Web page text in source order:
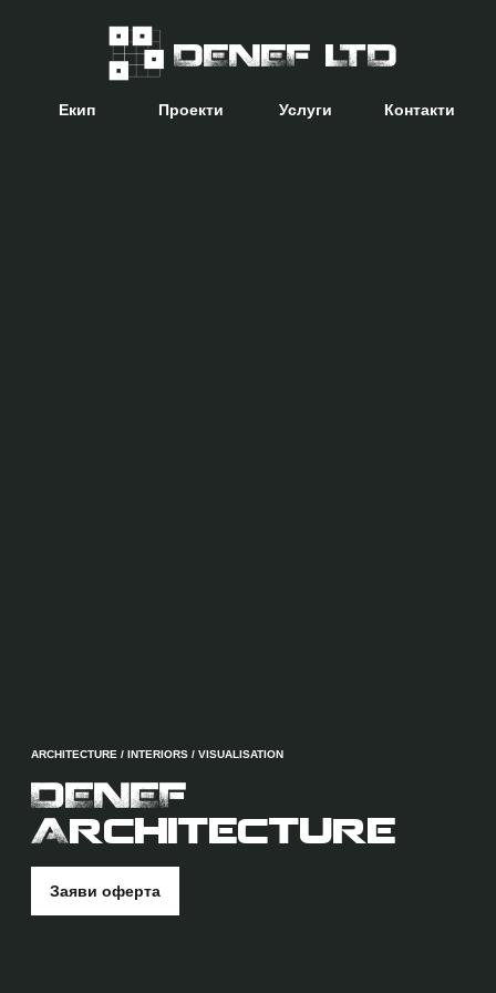
DENEF LTD
Екип Проекти Услуги Контакти
ARCHITECTURE / INTERIORS / VISUALISATION
DENEF
Architecture
Заяви оферта